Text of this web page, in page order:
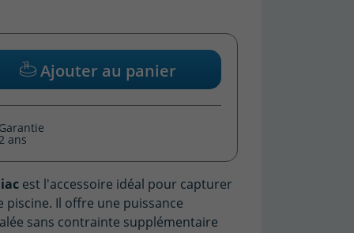
(18 avis)Ajouter au panier
ans
est l'accessoire idéal pour capturer
Il offre une puissance
sans contrainte supplémentaire